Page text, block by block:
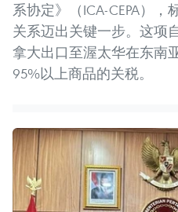
系协定》（ICA-CEPA）
关系迈出关键一步。这项
拿大出口至渥太华在东南
95%以上商品的关税。